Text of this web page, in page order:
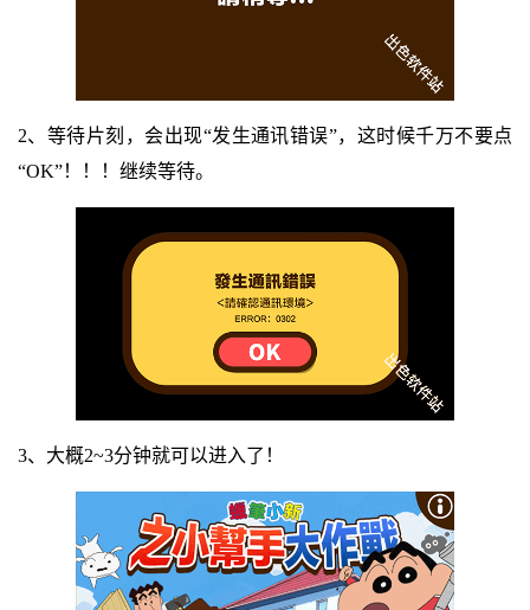
2、等待片刻，会出现“发生通讯错误”，这时候千万不要点
“OK”！！！继续等待。
3、大概2~3分钟就可以进入了！